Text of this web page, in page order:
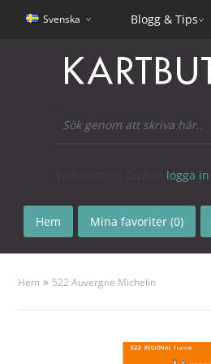
Svenska Blogg & Tips
logga in
Hem Mina favoriter (0)
Hem » 522 Auvergne Michelin